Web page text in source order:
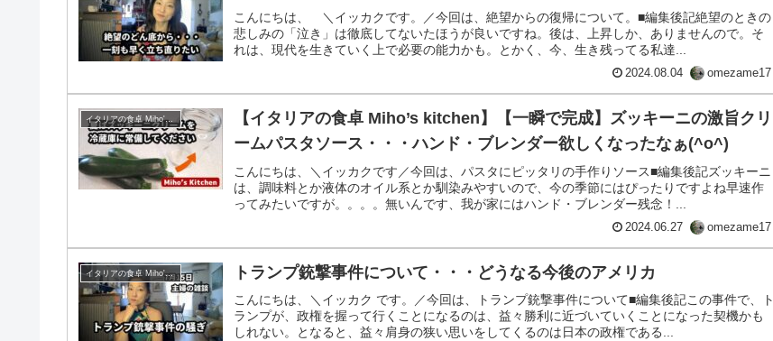
こんにちは、 ＼イッカクです。／今回は、絶望からの復帰について。■編集後記絶望のときの
悲しみの「泣き」は徹底してないたほうが良いですね。後は、上昇しか、ありませんので。そ
れは、現代を生きていく上で必要の能力かも。とかく、今、生き残ってる私達...
2024.08.04 omezame17
イタリアの食卓 Miho's kitchen
【イタリアの食卓 Miho’s kitchen】【一瞬で完成】ズッキーニの激旨クリ
ームパスタソース・・・ハンド・ブレンダー欲しくなったなぁ(^o^)
こんにちは、＼イッカクです／今回は、パスタにピッタリの手作りソース■編集後記ズッキーニ
は、調味料とか液体のオイル系とか馴染みやすいので、今の季節にはぴったりですよね早速作
ってみたいですが。。。。無いんです、我が家にはハンド・ブレンダー残念！...
2024.06.27 omezame17
イタリアの食卓 Miho's kitchen トランプ銃撃事件について・・・どうなる今後のアメリカ
こんにちは、＼イッカク です。／今回は、トランプ銃撃事件について■編集後記この事件で、ト
ランプが、政権を握って行くことになるのは、益々勝利に近づいていくことになった契機かも
しれない。となると、益々肩身の狭い思いをしてくるのは日本の政権である...